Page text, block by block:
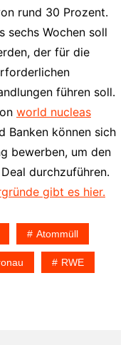
rund 30 Prozent.
sechs Wochen soll
der für die
führen soll.
world nucleas
Banken können sich
bewerben, um den
durchzuführen.
gibt es hier.
Atommüll
RWE